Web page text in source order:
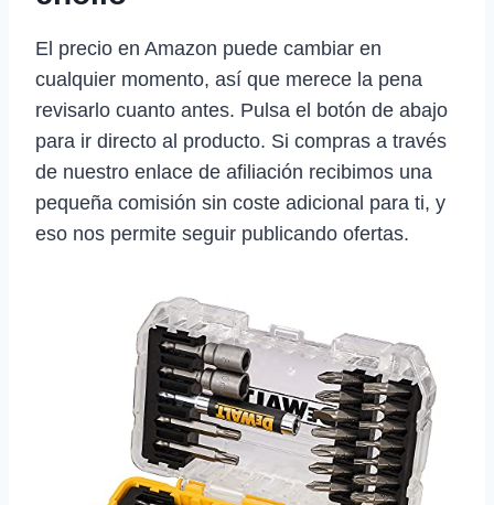
El precio en Amazon puede cambiar en
cualquier momento, así que merece la pena
revisarlo cuanto antes. Pulsa el botón de abajo
para ir directo al producto. Si compras a través
de nuestro enlace de afiliación recibimos una
pequeña comisión sin coste adicional para ti, y
eso nos permite seguir publicando ofertas.